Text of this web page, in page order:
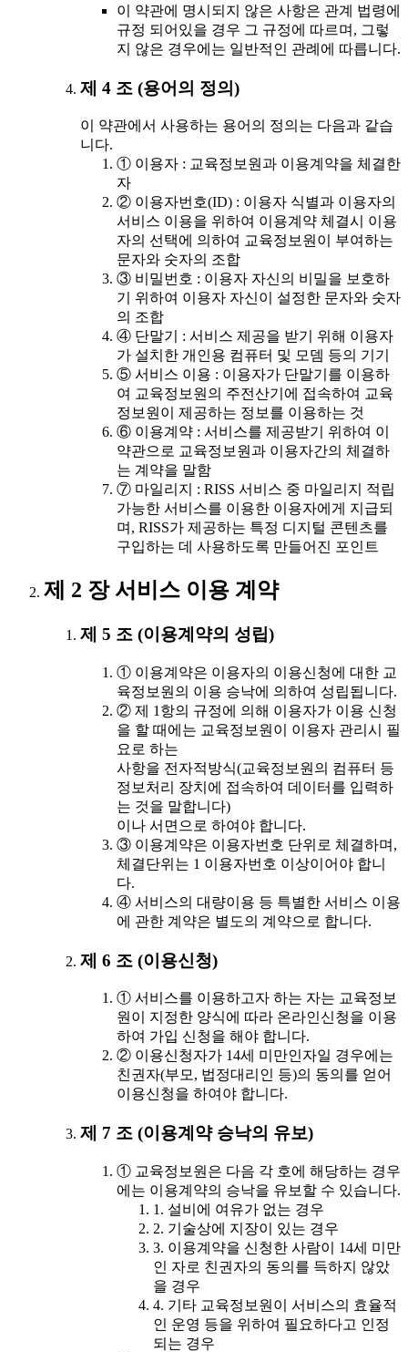
이 약관에 명시되지 않은 사항은 관계 법령에
규정 되어있을 경우 그 규정에 따르며, 그렇
지 않은 경우에는 일반적인 관례에 따릅니다.
제 4 조 (용어의 정의)
이 약관에서 사용하는 용어의 정의는 다음과 같습
니다.
① 이용자 : 교육정보원과 이용계약을 체결한
자
② 이용자번호(ID) : 이용자 식별과 이용자의
서비스 이용을 위하여 이용계약 체결시 이용
자의 선택에 의하여 교육정보원이 부여하는
문자와 숫자의 조합
③ 비밀번호 : 이용자 자신의 비밀을 보호하
기 위하여 이용자 자신이 설정한 문자와 숫자
의 조합
④ 단말기 : 서비스 제공을 받기 위해 이용자
가 설치한 개인용 컴퓨터 및 모뎀 등의 기기
⑤ 서비스 이용 : 이용자가 단말기를 이용하
여 교육정보원의 주전산기에 접속하여 교육
정보원이 제공하는 정보를 이용하는 것
⑥ 이용계약 : 서비스를 제공받기 위하여 이
약관으로 교육정보원과 이용자간의 체결하
는 계약을 말함
⑦ 마일리지 : RISS 서비스 중 마일리지 적립
가능한 서비스를 이용한 이용자에게 지급되
며, RISS가 제공하는 특정 디지털 콘텐츠를
구입하는 데 사용하도록 만들어진 포인트
제 2 장 서비스 이용 계약
제 5 조 (이용계약의 성립)
① 이용계약은 이용자의 이용신청에 대한 교
육정보원의 이용 승낙에 의하여 성립됩니다.
② 제 1항의 규정에 의해 이용자가 이용 신청
을 할 때에는 교육정보원이 이용자 관리시 필
요로 하는
사항을 전자적방식(교육정보원의 컴퓨터 등
정보처리 장치에 접속하여 데이터를 입력하
는 것을 말합니다)
이나 서면으로 하여야 합니다.
③ 이용계약은 이용자번호 단위로 체결하며,
체결단위는 1 이용자번호 이상이어야 합니
다.
④ 서비스의 대량이용 등 특별한 서비스 이용
에 관한 계약은 별도의 계약으로 합니다.
제 6 조 (이용신청)
① 서비스를 이용하고자 하는 자는 교육정보
원이 지정한 양식에 따라 온라인신청을 이용
하여 가입 신청을 해야 합니다.
② 이용신청자가 14세 미만인자일 경우에는
친권자(부모, 법정대리인 등)의 동의를 얻어
이용신청을 하여야 합니다.
제 7 조 (이용계약 승낙의 유보)
① 교육정보원은 다음 각 호에 해당하는 경우
에는 이용계약의 승낙을 유보할 수 있습니다.
1. 설비에 여유가 없는 경우
2. 기술상에 지장이 있는 경우
3. 이용계약을 신청한 사람이 14세 미만
인 자로 친권자의 동의를 득하지 않았
을 경우
4. 기타 교육정보원이 서비스의 효율적
인 운영 등을 위하여 필요하다고 인정
되는 경우